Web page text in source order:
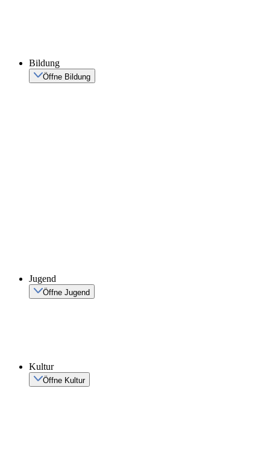
Bildung
Öffne Bildung
Jugend
Öffne Jugend
Kultur
Öffne Kultur